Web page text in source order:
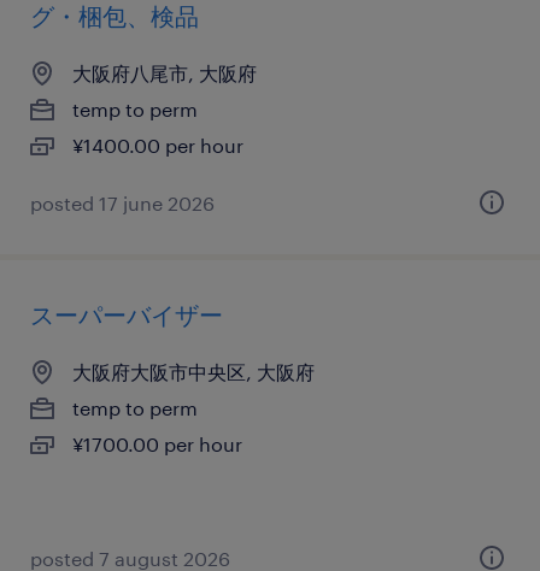
グ・梱包、検品
大阪府八尾市, 大阪府
temp to perm
¥1400.00 per hour
posted 17 june 2026
スーパーバイザー
大阪府大阪市中央区, 大阪府
temp to perm
¥1700.00 per hour
posted 7 august 2026